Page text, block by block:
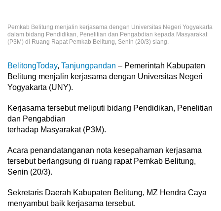
Pemkab Belitung menjalin kerjasama dengan Universitas Negeri Yogyakarta
dalam bidang Pendidikan, Penelitian dan Pengabdian kepada Masyarakat
(P3M) di Ruang Rapat Pemkab Belitung, Senin (20/3) siang.
BelitongToday, Tanjungpandan – Pemerintah Kabupaten
Belitung menjalin kerjasama dengan Universitas Negeri
Yogyakarta (UNY).
Kerjasama tersebut meliputi bidang Pendidikan, Penelitian
dan Pengabdian
terhadap Masyarakat (P3M).
Acara penandatanganan nota kesepahaman kerjasama
tersebut berlangsung di ruang rapat Pemkab Belitung,
Senin (20/3).
Sekretaris Daerah Kabupaten Belitung, MZ Hendra Caya
menyambut baik kerjasama tersebut.